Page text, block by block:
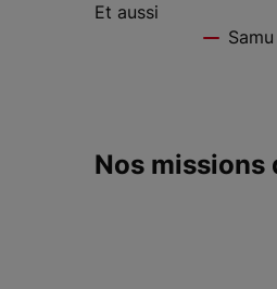
Et aussi
Nos missions